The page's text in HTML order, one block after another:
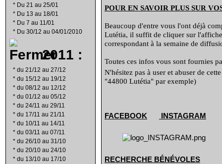
* Du 21 au 25/01
* Du 13 au 18/01
* Du 7 au 11/01
* Du 30/12 au 04/01/2010
2011 :
* du 21/12 au 27/12
* du 15/12 au 19/12
* du 08/12 au 12/12
* du 01/12 au 05/12
* du 24/11 au 29/11
* du 17/11 au 21/11
* du 10/11 au 14/11
* du 03/11 au 07/11
* du 26/10 au 31/10
* du 20/10 au 24/10
* du 13/10 au 17/10
POUR EN SAVOIR PLUS SUR
Beaucoup d'entre vous l'ont déjà
Lutétia, il suffit de cliquer sur l'affiche
correspondant à la semaine de
Toutes ces infos vous sont fournies
N'hésitez pas à user et abuser de
"44800 Lutétia" par exemple)
FACEBOOK INSTAGRAM
RECHERCHE BÉNÉVOLES